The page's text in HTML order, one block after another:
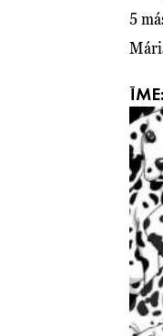
5
ÍME: